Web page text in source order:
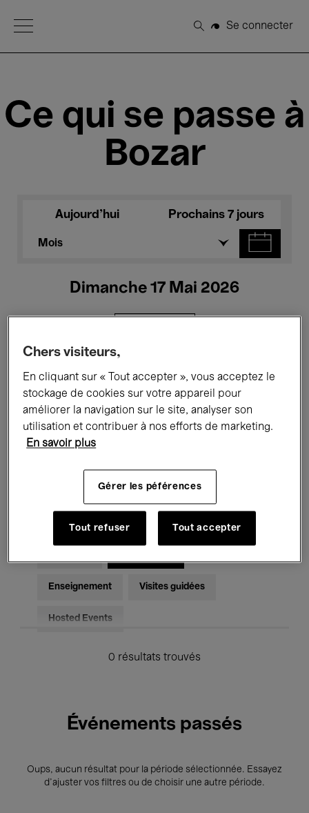
Open Menu
Rechercher
Se connecter
Ce qui se passe à
Bozar
Aujourd'hui Prochains 7 jours
Mois
Dimanche 17 Mai 2026
Tous les événements Concerts
Expositions Performances
Rencontres & Débats
Musique classique Global Music
Enseignement Visites guidées
Hosted Events
0 résultats trouvés
Événements passés
Oups, aucun résultat pour la période sélectionnée. Essayez
d’ajuster vos filtres ou de choisir une autre période.
Chers visiteurs,
En cliquant sur « Tout accepter », vous acceptez le
stockage de cookies sur votre appareil pour
améliorer la navigation sur le site, analyser son
utilisation et contribuer à nos efforts de marketing.
En savoir plus
Gérer les péférences
Tout refuser Tout accepter